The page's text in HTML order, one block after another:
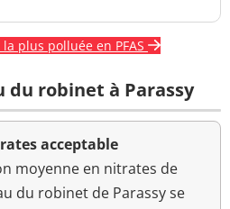
plus polluée en PFAS
du robinet à Parassy
acceptable
moyenne en nitrates de
du robinet de Parassy se